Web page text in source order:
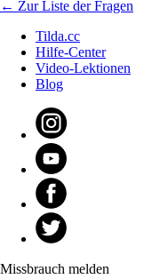
← Zur Liste der Fragen
Tilda.cc
Hilfe-Center
Video-Lektionen
Blog
Missbrauch melden